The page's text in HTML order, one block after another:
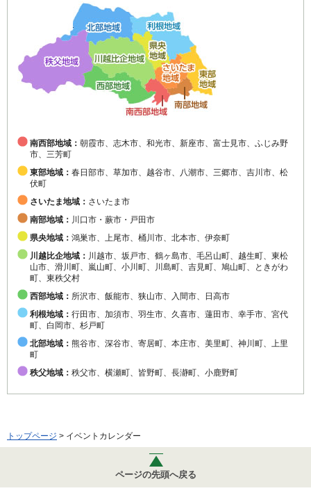
南西部地域： 朝霞市、志木市、和光市、新座市、富士見市、ふじみ野
市、三芳町
東部地域： 春日部市、草加市、越谷市、八潮市、三郷市、吉川市、松
伏町
さいたま地域： さいたま市
南部地域： 川口市・蕨市・戸田市
県央地域： 鴻巣市、上尾市、桶川市、北本市、伊奈町
川越比企地域： 川越市、坂戸市、鶴ヶ島市、毛呂山町、越生町、東松
山市、滑川町、嵐山町、小川町、川島町、吉見町、鳩山町、ときがわ
町、東秩父村
西部地域： 所沢市、飯能市、狭山市、入間市、日高市
利根地域： 行田市、加須市、羽生市、久喜市、蓮田市、幸手市、宮代
町、白岡市、杉戸町
北部地域： 熊谷市、深谷市、寄居町、本庄市、美里町、神川町、上里
町
秩父地域： 秩父市、横瀬町、皆野町、長瀞町、小鹿野町
トップページ > イベントカレンダー
ページの先頭へ戻る